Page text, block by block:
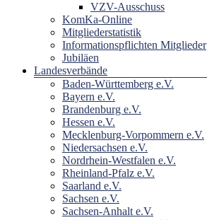
VZV-Ausschuss
KomKa-Online
Mitgliederstatistik
Informationspflichten Mitglieder
Jubiläen
Landesverbände
Baden-Württemberg e.V.
Bayern e.V.
Brandenburg e.V.
Hessen e.V.
Mecklenburg-Vorpommern e.V.
Niedersachsen e.V.
Nordrhein-Westfalen e.V.
Rheinland-Pfalz e.V.
Saarland e.V.
Sachsen e.V.
Sachsen-Anhalt e.V.